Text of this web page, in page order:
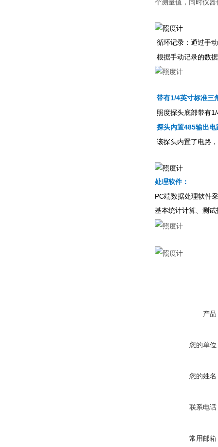
个测量值，同时仪
循环记录：通过手
根据手动记录的数
带有1/4英寸标准三
照度探头底部带有
探头内置485输出电
该探头内置了电路
处理软件：
PC端数据处理软件
基本统计计算、测
产品
您的单位
您的姓名
联系电话
常用邮箱